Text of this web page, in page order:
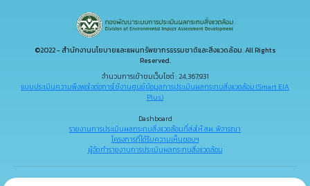
©2022 - สำนักงานนโยบายและแผนทรัพยากรธรรมชาติและสิ่งแวดล้อม. All Rights
Reserved.
จำนวนการเข้าชมเว็บไซต์ : 24,367,931
แบบประเมินความพึงพอใจต่อการใช้งานศูนย์ข้อมูลการประเมินผลกระทบสิ่งแวดล้อม (Smart EIA
Plus)
Dashboard
รายงานการประเมินผลกระทบสิ่งแวดล้อมที่ส่งให้ สผ. พิจารณา
โครงการที่ได้รับความเห็นชอบฯ
ผู้จัดทำรายงานการประเมินผลกระทบสิ่งแวดล้อม